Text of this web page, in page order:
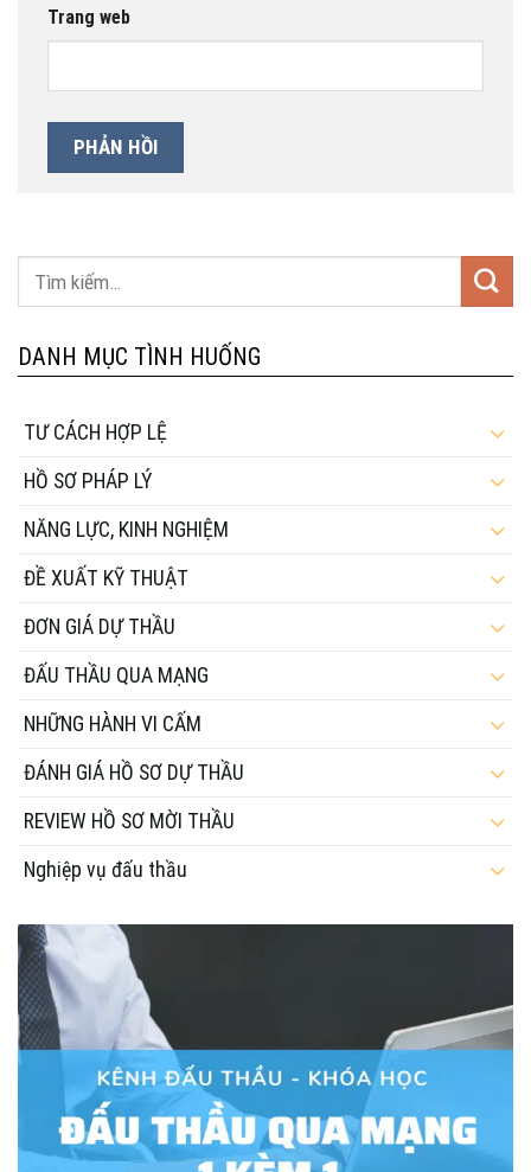
Trang web
DANH MỤC TÌNH HUỐNG
TƯ CÁCH HỢP LỆ
HỒ SƠ PHÁP LÝ
NĂNG LỰC, KINH NGHIỆM
ĐỀ XUẤT KỸ THUẬT
ĐƠN GIÁ DỰ THẦU
ĐẤU THẦU QUA MẠNG
NHỮNG HÀNH VI CẤM
ĐÁNH GIÁ HỒ SƠ DỰ THẦU
REVIEW HỒ SƠ MỜI THẦU
Nghiệp vụ đấu thầu